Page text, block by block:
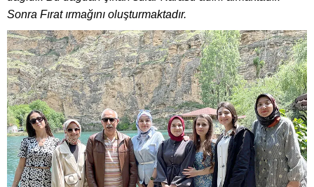
Sonra Fırat ırmağını oluşturmaktadır.